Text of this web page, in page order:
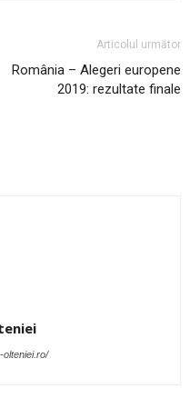
Articolul următor
România – Alegeri europene
2019: rezultate finale
olteniei.ro/